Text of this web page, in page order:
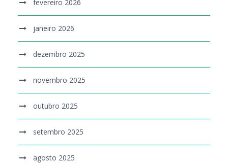
fevereiro 2026
janeiro 2026
dezembro 2025
novembro 2025
outubro 2025
setembro 2025
agosto 2025